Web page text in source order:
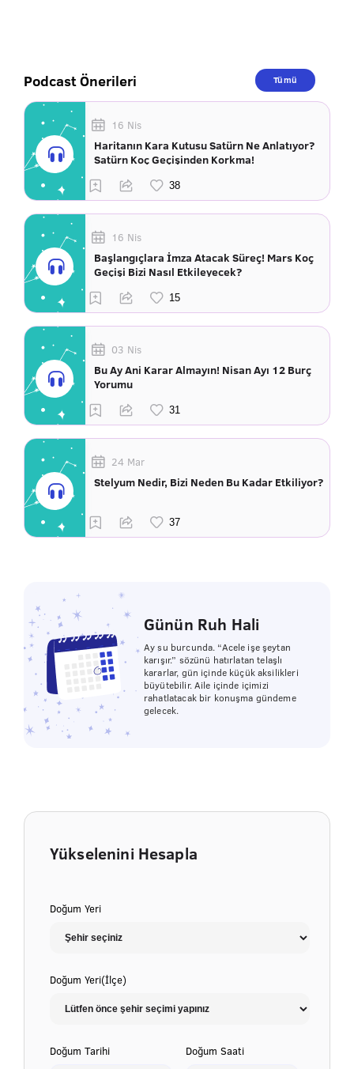
Podcast Önerileri Tümü
16 Nis
Haritanın Kara Kutusu Satürn Ne Anlatıyor?
Satürn Koç Geçişinden Korkma!
16 Nis
Başlangıçlara İmza Atacak Süreç! Mars Koç
Geçişi Bizi Nasıl Etkileyecek?
03 Nis
Bu Ay Ani Karar Almayın! Nisan Ayı 12 Burç
Yorumu
24 Mar
Stelyum Nedir, Bizi Neden Bu Kadar Etkiliyor?
Günün Ruh Hali
Ay su burcunda. “Acele işe şeytan
karışır.” sözünü hatırlatan telaşlı
kararlar, gün içinde küçük aksilikleri
büyütebilir. Aile içinde içimizi
rahatlatacak bir konuşma gündeme
gelecek.
Yükselenini Hesapla
Doğum Yeri
Doğum Yeri(İlçe)
Doğum Tarihi Doğum Saati